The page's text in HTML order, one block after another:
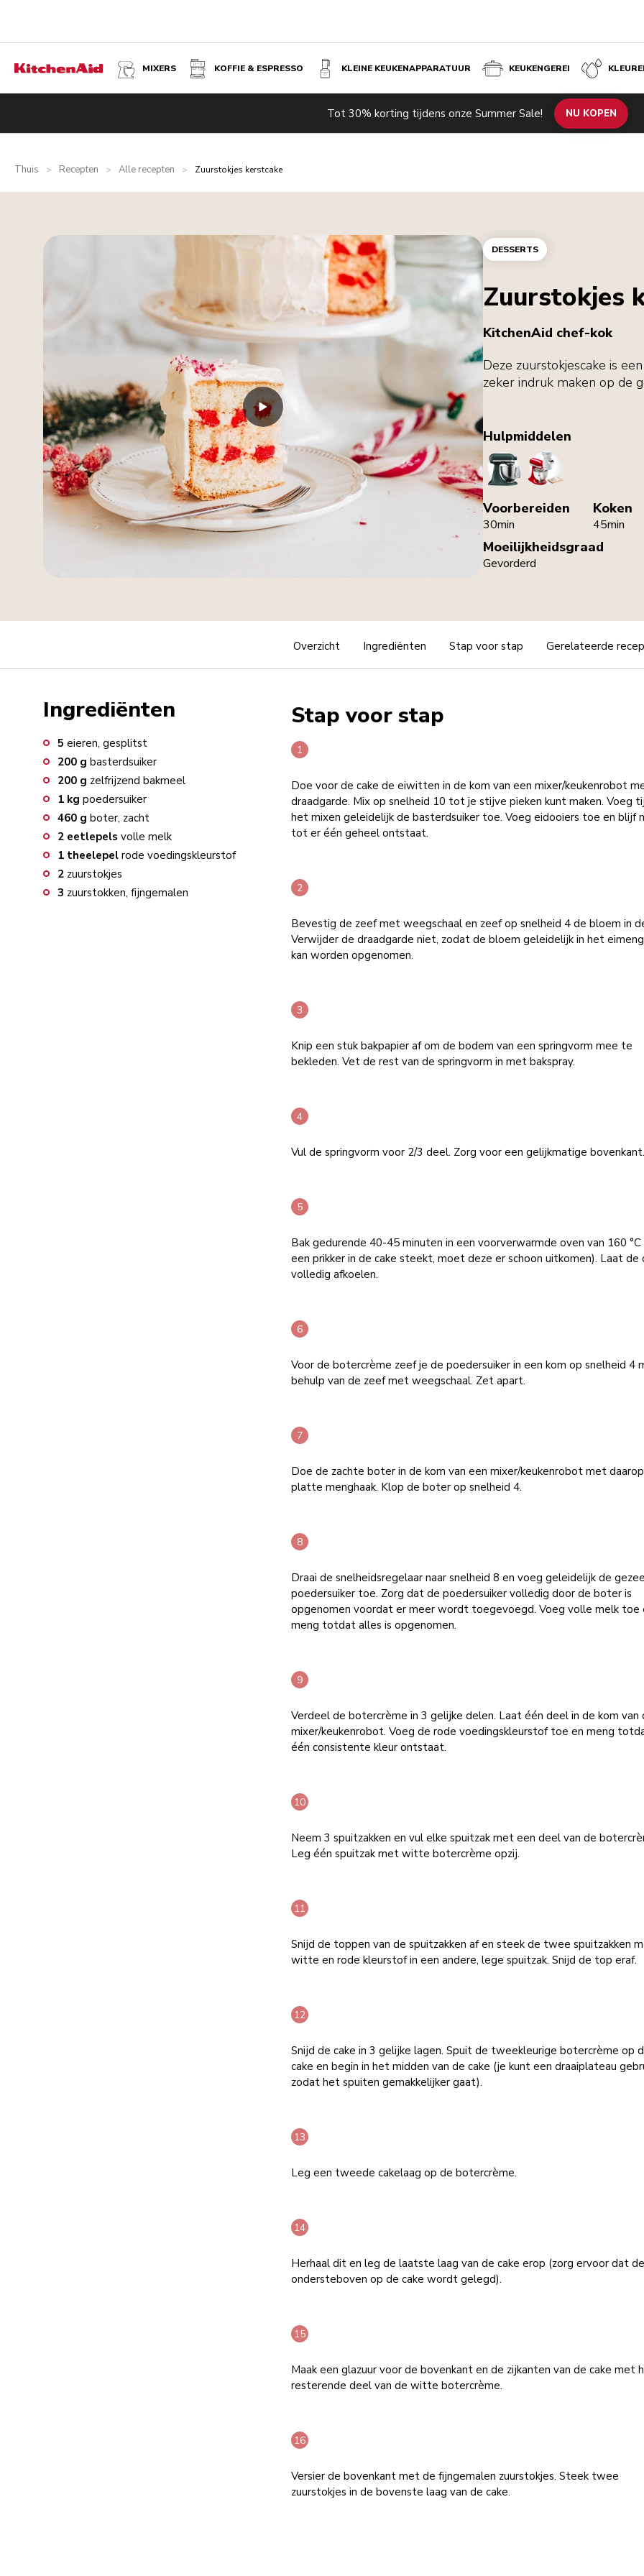
MIXERS KOFFIE & ESPRESSO KLEINE KEUKENAPPARATUUR KEUKENGEREI
Tot 30% korting tijdens onze Summer Sale! NU KOPEN
Thuis > Recepten > Alle recepten > Zuurstokjes kerstcake
DESSERTS
Zuurstokjes
KitchenAid chef-kok
Deze zuurstokjescake is
zeker indruk maken op de
Hulpmiddelen
StandMixer
Sifter
Voorbereiden
30min
Koken
45min
Moeilijkheidsgraad
Gevorderd
Overzicht Ingrediënten Stap voor stap Gerelateerde
Ingrediënten
5 eieren, gesplitst
200 g basterdsuiker
200 g zelfrijzend bakmeel
1 kg poedersuiker
460 g boter, zacht
2 eetlepels volle melk
1 theelepel rode voedingskleurstof
2 zuurstokjes
3 zuurstokken, fijngemalen
Stap voor stap
Doe voor de cake de eiwitten in de kom van een mixer/keukenrobot
draadgarde. Mix op snelheid 10 tot je stijve pieken kunt maken. Voeg
het mixen geleidelijk de basterdsuiker toe. Voeg eidooiers toe en blijf
tot er één geheel ontstaat.
Bevestig de zeef met weegschaal en zeef op snelheid 4 de bloem in
Verwijder de draadgarde niet, zodat de bloem geleidelijk in het
kan worden opgenomen.
Knip een stuk bakpapier af om de bodem van een springvorm mee te
bekleden. Vet de rest van de springvorm in met bakspray.
Vul de springvorm voor 2/3 deel. Zorg voor een gelijkmatige bovenkant.
Bak gedurende 40-45 minuten in een voorverwarmde oven van 160 °C
een prikker in de cake steekt, moet deze er schoon uitkomen). Laat de
volledig afkoelen.
Voor de botercrème zeef je de poedersuiker in een kom op snelheid 4
behulp van de zeef met weegschaal. Zet apart.
Doe de zachte boter in de kom van een mixer/keukenrobot met
platte menghaak. Klop de boter op snelheid 4.
Draai de snelheidsregelaar naar snelheid 8 en voeg geleidelijk de
poedersuiker toe. Zorg dat de poedersuiker volledig door de boter is
opgenomen voordat er meer wordt toegevoegd. Voeg volle melk toe
meng totdat alles is opgenomen.
Verdeel de botercrème in 3 gelijke delen. Laat één deel in de kom van
mixer/keukenrobot. Voeg de rode voedingskleurstof toe en meng
één consistente kleur ontstaat.
Neem 3 spuitzakken en vul elke spuitzak met een deel van de
Leg één spuitzak met witte botercrème opzij.
Snijd de toppen van de spuitzakken af en steek de twee spuitzakken
witte en rode kleurstof in een andere, lege spuitzak. Snijd de top eraf.
Snijd de cake in 3 gelijke lagen. Spuit de tweekleurige botercrème op
cake en begin in het midden van de cake (je kunt een draaiplateau
zodat het spuiten gemakkelijker gaat).
Leg een tweede cakelaag op de botercrème.
Herhaal dit en leg de laatste laag van de cake erop (zorg ervoor dat
ondersteboven op de cake wordt gelegd).
Maak een glazuur voor de bovenkant en de zijkanten van de cake met
resterende deel van de witte botercrème.
Versier de bovenkant met de fijngemalen zuurstokjes. Steek twee
zuurstokjes in de bovenste laag van de cake.